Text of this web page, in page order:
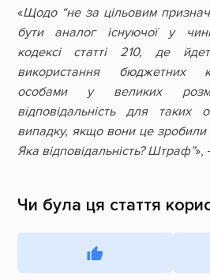
«Щодо “не за цільовим
бути аналог існуючої у
кодексі статті 210, де
використання бюджетних
особами у великих
відповідальність для
випадку, якщо вони це зробили
Яка відповідальність? Штраф”»,
Чи була ця стаття